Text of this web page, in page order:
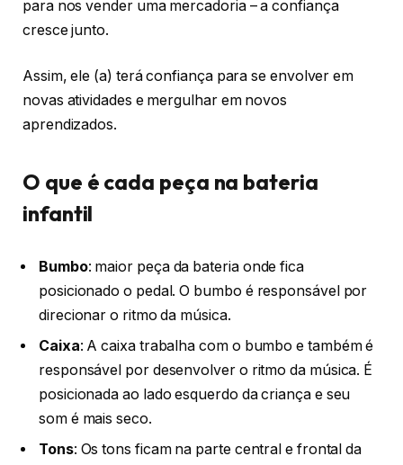
para nos vender uma mercadoria – a confiança
cresce junto.
Assim, ele (a) terá confiança para se envolver em
novas atividades e mergulhar em novos
aprendizados.
O que é cada peça na bateria
infantil
Bumbo: maior peça da bateria onde fica
posicionado o pedal. O bumbo é responsável por
direcionar o ritmo da música.
Caixa: A caixa trabalha com o bumbo e também é
responsável por desenvolver o ritmo da música. É
posicionada ao lado esquerdo da criança e seu
som é mais seco.
Tons: Os tons ficam na parte central e frontal da